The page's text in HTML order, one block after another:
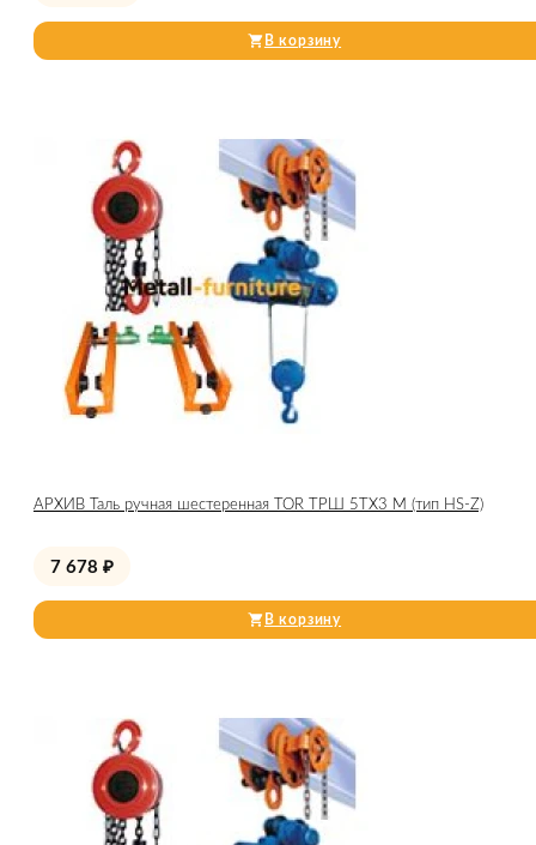
В корзину
АРХИВ Таль ручная шестеренная TOR ТРШ 5ТХ3 М (тип HS-Z)
7 678 ₽
В корзину